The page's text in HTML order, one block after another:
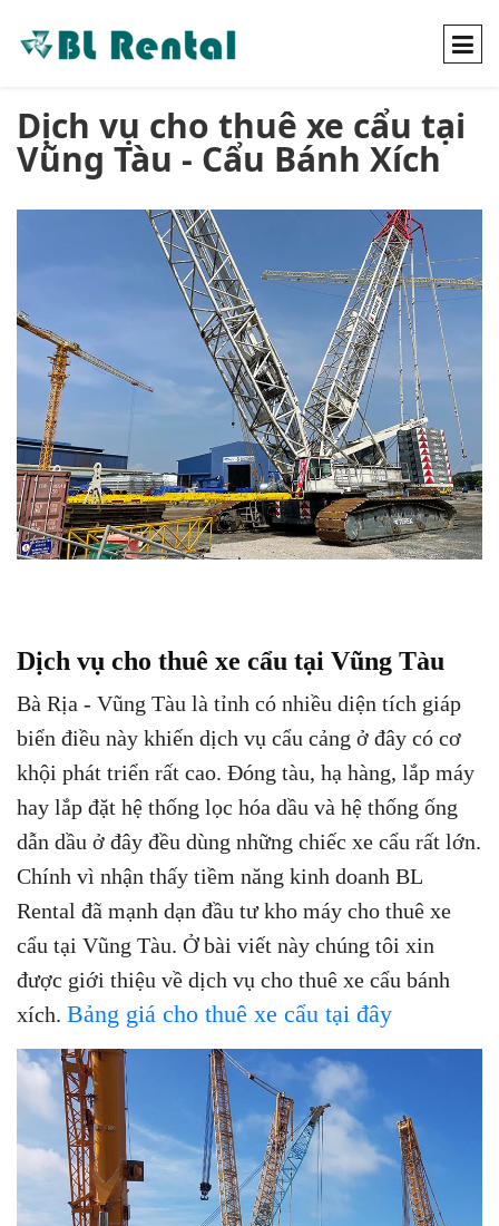
Dịch vụ cho thuê xe cẩu tại
Vũng Tàu - Cẩu Bánh Xích
Dịch vụ cho thuê xe cẩu tại Vũng Tàu
Bà Rịa - Vũng Tàu là tỉnh có nhiều diện tích giáp
biển điều này khiến dịch vụ cẩu cảng ở đây có cơ
khội phát triển rất cao. Đóng tàu, hạ hàng, lắp máy
hay lắp đặt hệ thống lọc hóa dầu và hệ thống ống
dẫn dầu ở đây đều dùng những chiếc xe cẩu rất lớn.
Chính vì nhận thấy tiềm năng kinh doanh BL
Rental đã mạnh dạn đầu tư kho máy cho thuê xe
cẩu tại Vũng Tàu. Ở bài viết này chúng tôi xin
được giới thiệu về dịch vụ cho thuê xe cẩu bánh
xích. Bảng giá cho thuê xe cẩu tại đây